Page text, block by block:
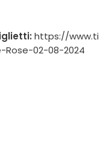
https://www.ti
02-08-2024